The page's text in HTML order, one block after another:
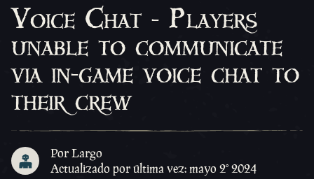
Voice Chat - Players
unable to communicate
via in-game voice chat to
their crew
Por Largo
Actualizado por última vez: mayo 2º 2024